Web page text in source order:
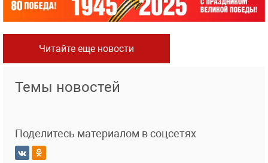
Читайте еще новости
Темы новостей
Поделитесь материалом в соцсетях